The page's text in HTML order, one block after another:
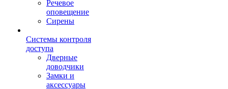
Речевое
оповещение
Сирены
Системы контроля
доступа
Дверные
доводчики
Замки и
аксессуары